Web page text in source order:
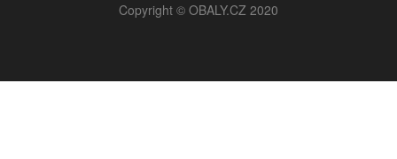
Copyright © OBALY.CZ 2020